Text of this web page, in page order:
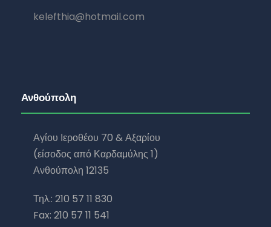
kelefthia@hotmail.com
Ανθούπολη
Αγίου Ιεροθέου 70 & Αξαρίου
(είσοδος από Καρδαμύλης 1)
Ανθούπολη 12135
Τηλ.: 210 57 11 830
Fax: 210 57 11 541